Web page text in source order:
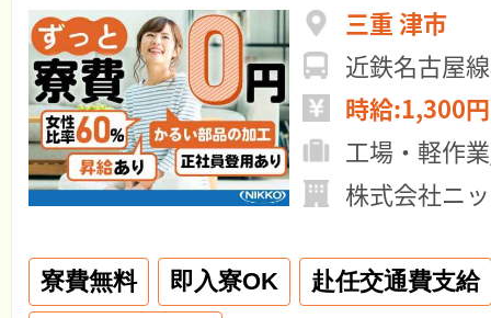
三重 津市
近鉄名古屋
時給:1,300
工場・軽作
株式会社ニ
寮費無料 即入寮OK
赴任交通費支給